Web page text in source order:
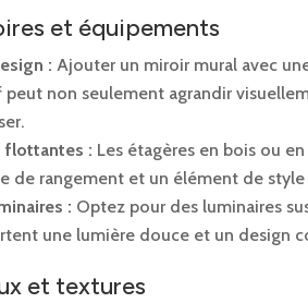
et équipements
: Ajouter un miroir mural avec
non seulement agrandir
flottantes : Les étagères en bois ou
de rangement et un élément de
: Optez pour des luminaires
une lumière douce et un design
et textures